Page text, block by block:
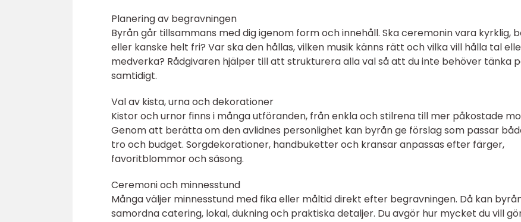
Planering av begravningen
Byrån går tillsammans med dig igenom form och innehåll. Ska ceremonin vara kyrklig,
eller kanske helt fri? Var ska den hållas, vilken musik känns rätt och vilka vill hålla tal
medverka? Rådgivaren hjälper till att strukturera alla val så att du inte behöver tänka
samtidigt.
Val av kista, urna och dekorationer
Kistor och urnor finns i många utföranden, från enkla och stilrena till mer påkostade
Genom att berätta om den avlidnes personlighet kan byrån ge förslag som passar
tro och budget. Sorgdekorationer, handbuketter och kransar anpassas efter färger,
favoritblommor och säsong.
Ceremoni och minnesstund
Många väljer minnesstund med fika eller måltid direkt efter begravningen. Då kan
samordna catering, lokal, dukning och praktiska detaljer. Du avgör hur mycket du vill